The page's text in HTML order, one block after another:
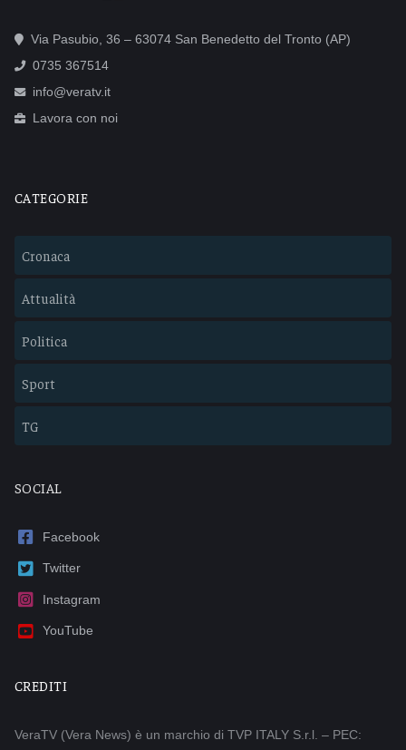
Via Pasubio, 36 – 63074 San Benedetto del Tronto (AP)
0735 367514
info@veratv.it
Lavora con noi
CATEGORIE
Cronaca
Attualità
Politica
Sport
TG
SOCIAL
Facebook
Twitter
Instagram
YouTube
CREDITI
VeraTV (Vera News) è un marchio di TVP ITALY S.r.l. – PEC: